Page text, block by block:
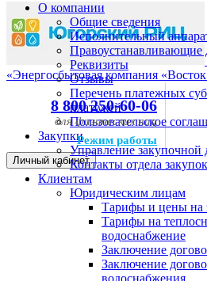
«Энергосбытовая компания
8 800 250-60-06
для физических лиц
Режим работы
Личный кабинет
О компании
Общие сведения
Исполнительный
Правоустанавливающие
Реквизиты
Отзывы
Перечень платежных
платежей
Пользовательское
Закупки
Управление закупочной
Контакты отдела закупок
Клиентам
Юридическим лицам
Тарифы и цены на
Тарифы на
водоснабжение
Заключение
Заключение
водоснабжения